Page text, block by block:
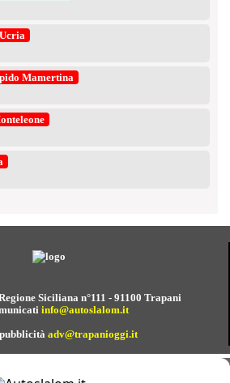
Mamertina
Siciliana n°111 - 91100 Trapani
info@autoslalom.it
adv@trapanioggi.it